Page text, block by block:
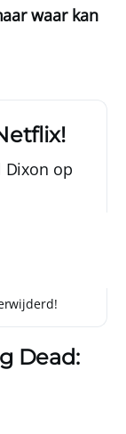
waar kan
Dixon op
Dead: